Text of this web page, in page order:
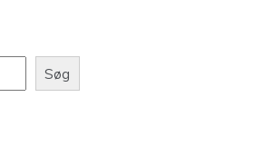
Søg